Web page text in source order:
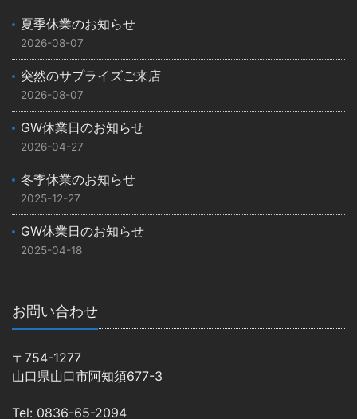
夏季休業のお知らせ
2026-08-07
突然のサプライズご来店
2026-08-07
GW休業日のお知らせ
2026-04-27
冬季休業のお知らせ
2025-12-27
GW休業日のお知らせ
2025-04-18
お問い合わせ
〒754-1277
山口県山口市阿知須677-3
Tel: 0836-65-2094